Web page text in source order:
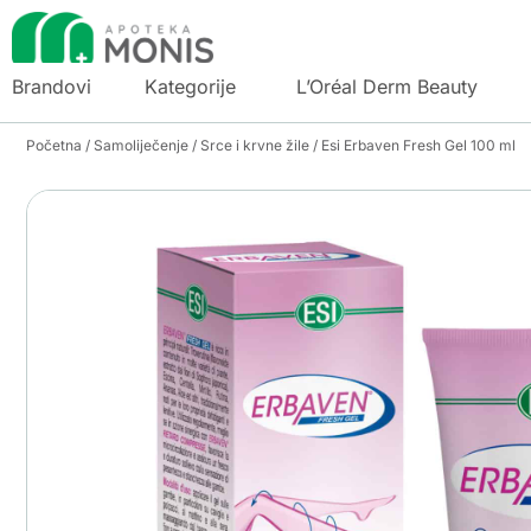
Brandovi Kategorije L’Oréal Derm Beauty
Početna / Samoliječenje / Srce i krvne žile / Esi Erbaven Fresh Gel 100 ml